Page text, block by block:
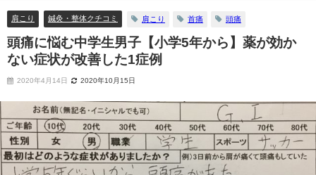
肩こり 鍼灸・整体クチコミ 肩こり 首痛 頭痛
頭痛に悩む中学生男子【小学5年から】薬が効か
ない症状が改善した1症例
2020年4月14日 2020年10月15日